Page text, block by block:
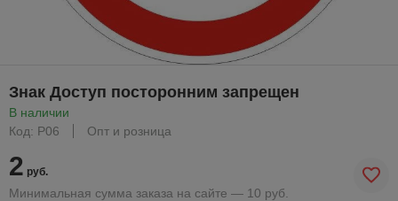
Знак Доступ посторонним запрещен
В наличии
Код: P06
Опт и розница
2 руб.
Минимальная сумма заказа на сайте — 10 руб.